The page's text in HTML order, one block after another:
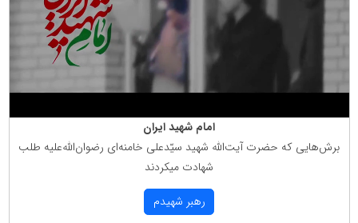
امام شهید ایران
برش‌هایی كه حضرت آیت‌الله شهید سیّدعلی خامنه‌ای رضوان‌الله‌علیه طلب
شهادت میكردند
رهبر شهیدم